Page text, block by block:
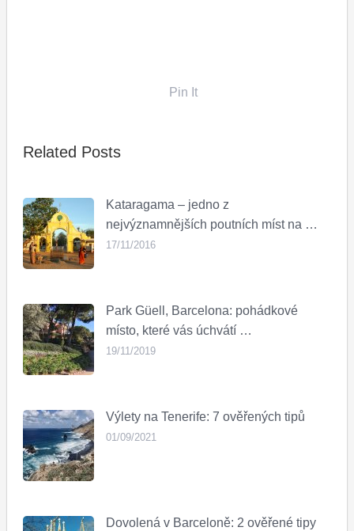
Pin It
Related Posts
Kataragama – jedno z
nejvýznamnějších poutních míst na …
17/11/2016
Park Güell, Barcelona: pohádkové
místo, které vás úchvátí …
19/11/2019
Výlety na Tenerife: 7 ověřených tipů
01/09/2021
Dovolená v Barceloně: 2 ověřené tipy